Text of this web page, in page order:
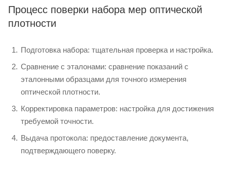
Процесс поверки набора мер оптической
плотности
Подготовка набора: тщательная проверка и настройка.
Сравнение с эталонами: сравнение показаний с
эталонными образцами для точного измерения
оптической плотности.
Корректировка параметров: настройка для достижения
требуемой точности.
Выдача протокола: предоставление документа,
подтверждающего поверку.